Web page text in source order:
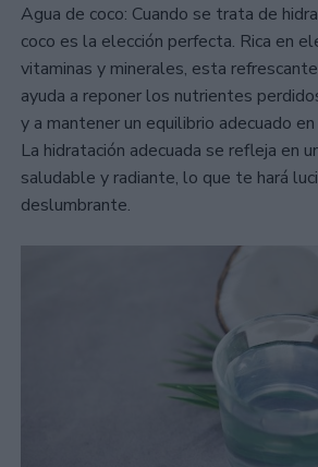
Agua de coco: Cuando se trata de
coco es la elección perfecta. Rica en
vitaminas y minerales, esta
ayuda a reponer los nutrientes
y a mantener un equilibrio adecuado
La hidratación adecuada se refleja en
saludable y radiante, lo que te hará
deslumbrante.